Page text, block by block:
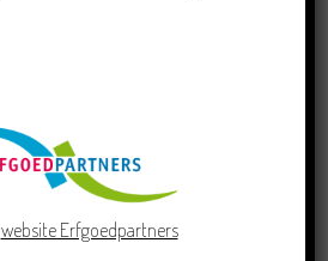
website Erfgoedpartners